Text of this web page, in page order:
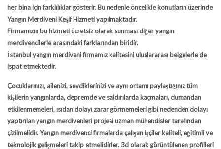
her bina için farklılıklar gösterir. Bu nedenle öncelikle konutların üzerinde
Yangın Merdiveni Keşif Hizmetiyapılmaktadır.
Firmamızın bu hizmeti ücretsiz olarak sunması diğer yangın
merdivencilerle arasındaki farklarından biridir.
İstanbul yangın merdivenifirmamız kalitesini uluslararası belgelerle de
ispat etmektedir.
Çocuklarınızı, ailenizi, sevdiklerinizi ve aynı ortamı paylaştığınız tüm
kişilerin yangınlarda, depremde ve saldırılarda kaçmaları, dumandan
etkilenmemeleri, ısıdan dolayı zarar görmemeleri gibi nedenden dolayı
yaptırılanyangın merdivenleri projesiuzman mühendisler tarafından
çizilmelidir. Yangın merdivenci firmalarda çalışan işçiler kaliteli, eğitimli ve
teknolojik gelişmeleri takip etmelidirler. 3d olarak görüntülenen profilleri